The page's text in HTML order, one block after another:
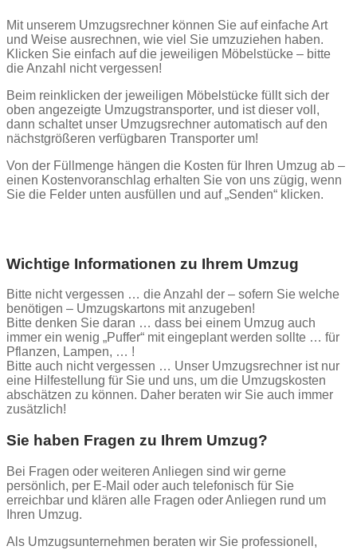
Mit unserem Umzugsrechner können Sie auf einfache Art
und Weise ausrechnen, wie viel Sie umzuziehen haben.
Klicken Sie einfach auf die jeweiligen Möbelstücke – bitte
die Anzahl nicht vergessen!
Beim reinklicken der jeweiligen Möbelstücke füllt sich der
oben angezeigte Umzugstransporter, und ist dieser voll,
dann schaltet unser Umzugsrechner automatisch auf den
nächstgrößeren verfügbaren Transporter um!
Von der Füllmenge hängen die Kosten für Ihren Umzug ab –
einen Kostenvoranschlag erhalten Sie von uns zügig, wenn
Sie die Felder unten ausfüllen und auf „Senden“ klicken.
Wichtige Informationen zu Ihrem Umzug
Bitte nicht vergessen … die Anzahl der – sofern Sie welche
benötigen – Umzugskartons mit anzugeben!
Bitte denken Sie daran … dass bei einem Umzug auch
immer ein wenig „Puffer“ mit eingeplant werden sollte … für
Pflanzen, Lampen, … !
Bitte auch nicht vergessen … Unser Umzugsrechner ist nur
eine Hilfestellung für Sie und uns, um die Umzugskosten
abschätzen zu können. Daher beraten wir Sie auch immer
zusätzlich!
Sie haben Fragen zu Ihrem Umzug?
Bei Fragen oder weiteren Anliegen sind wir gerne
persönlich, per E-Mail oder auch telefonisch für Sie
erreichbar und klären alle Fragen oder Anliegen rund um
Ihren Umzug.
Als Umzugsunternehmen beraten wir Sie professionell,